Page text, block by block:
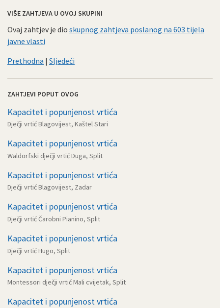
VIŠE ZAHTJEVA U OVOJ SKUPINI
Ovaj zahtjev je dio skupnog zahtjeva poslanog na 603 tijela
javne vlasti
Prethodna | Sljedeći
ZAHTJEVI POPUT OVOG
Kapacitet i popunjenost vrtića
Dječji vrtić Blagovijest, Kaštel Stari
Kapacitet i popunjenost vrtića
Waldorfski dječji vrtić Duga, Split
Kapacitet i popunjenost vrtića
Dječji vrtić Blagovijest, Zadar
Kapacitet i popunjenost vrtića
Dječji vrtić Čarobni Pianino, Split
Kapacitet i popunjenost vrtića
Dječji vrtić Hugo, Split
Kapacitet i popunjenost vrtića
Montessori dječji vrtić Mali cvijetak, Split
Kapacitet i popunjenost vrtića